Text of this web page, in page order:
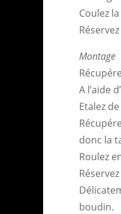
Coulez
Montage
A l’aide
Etalez
donc la
Roulez
boudin.